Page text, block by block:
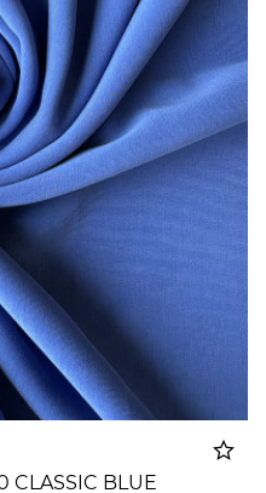
CLASSIC BLUE